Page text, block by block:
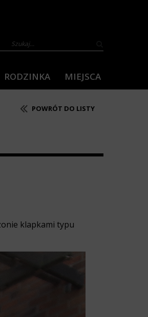
RODZINKA MIEJSCA
POWRÓT DO LISTY
klapkami typu